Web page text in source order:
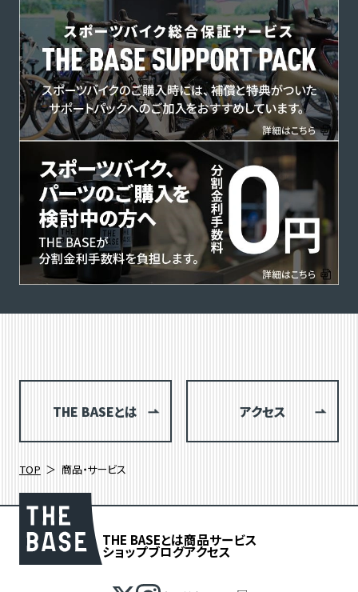
THE BASEとは アクセス
TOP 商品・サービス
THE BASEとは商品サービス
ショップブログアクセス